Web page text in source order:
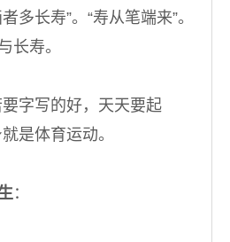
长寿”。“寿从笔端来”。
长寿。
字写的好，天天要起
是体育运动。
：